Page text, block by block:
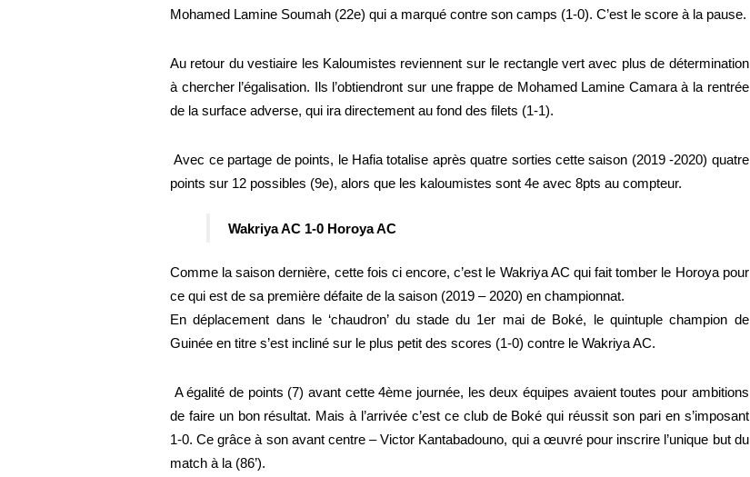
Mohamed Lamine Soumah (22e) qui a marqué contre son camps (1-0). C’est le score à la pause.
Au retour du vestiaire les Kaloumistes reviennent sur le rectangle vert avec plus de détermination
à chercher l’égalisation. Ils l’obtiendront sur une frappe de Mohamed Lamine Camara à la rentrée
de la surface adverse, qui ira directement au fond des filets (1-1).
Avec ce partage de points, le Hafia totalise après quatre sorties cette saison (2019 -2020) quatre
points sur 12 possibles (9e), alors que les kaloumistes sont 4e avec 8pts au compteur.
Wakriya AC 1-0 Horoya AC
Comme la saison dernière, cette fois ci encore, c’est le Wakriya AC qui fait tomber le Horoya pour
ce qui est de sa première défaite de la saison (2019 – 2020) en championnat.
En déplacement dans le ‘chaudron’ du stade du 1er mai de Boké, le quintuple champion de
Guinée en titre s’est incliné sur le plus petit des scores (1-0) contre le Wakriya AC.
de faire un bon résultat. Mais à l’arrivée c’est ce club de Boké qui réussit son pari en s’imposant
1-0. Ce grâce à son avant centre – Victor Kantabadouno, qui a œuvré pour inscrire l’unique but du
match à la (86’).